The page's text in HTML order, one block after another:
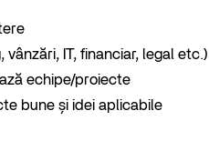
IT, financiar, legal etc.)
echipe/proiecte
bune și idei aplicabile